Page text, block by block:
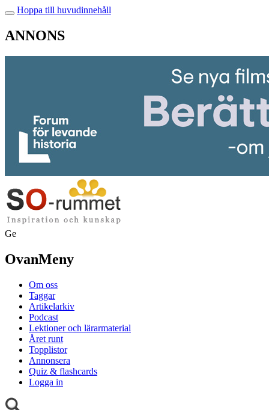
Hoppa till huvudinnehåll
ANNONS
Ge
OvanMeny
Om oss
Taggar
Artikelarkiv
Podcast
Lektioner och lärarmaterial
Året runt
Topplistor
Annonsera
Quiz & flashcards
Logga in